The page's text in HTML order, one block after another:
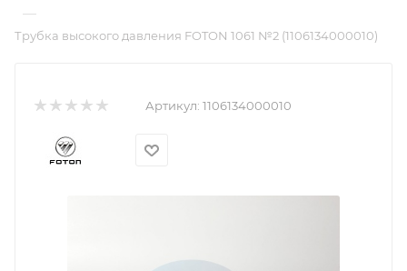
—
Трубка высокого давления FOTON 1061 №2 (1106134000010)
Артикул: 1106134000010